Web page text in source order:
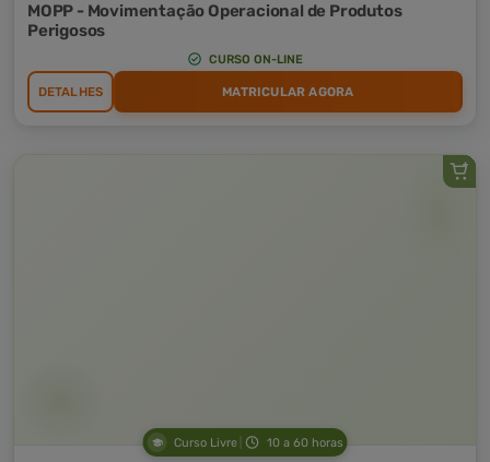
MOPP - Movimentação Operacional de Produtos
Perigosos
CURSO ON-LINE
DETALHES MATRICULAR AGORA
Curso Livre 10 a 60 horas